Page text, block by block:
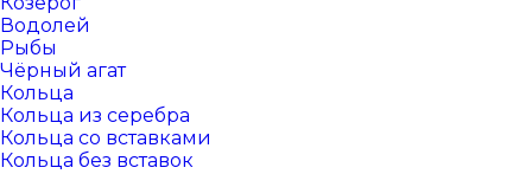
Водолей
Рыбы
Чёрный агат
Кольца
Кольца из серебра
Кольца со вставками
Кольца без вставок